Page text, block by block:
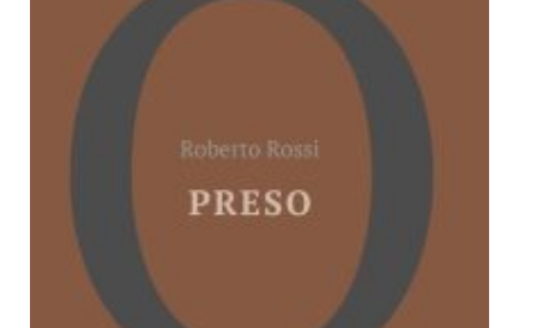
Rassegna Stampa
Archivio
Autori
Giallo Stresa
Premio Chiara